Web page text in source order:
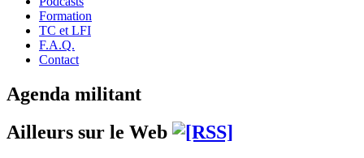
Formation
TC et LFI
F.A.Q.
Contact
Agenda militant
Ailleurs sur le Web